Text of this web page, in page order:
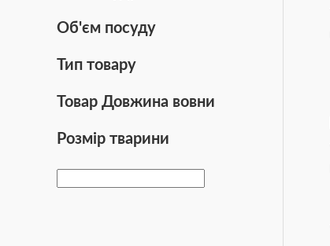
Об'єм посуду
Тип товару
Товар Довжина вовни
Розмір тварини